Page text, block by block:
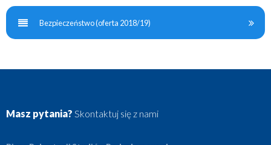
Bezpieczeństwo (oferta 2018/19)
Masz pytania? Skontaktuj się z nami